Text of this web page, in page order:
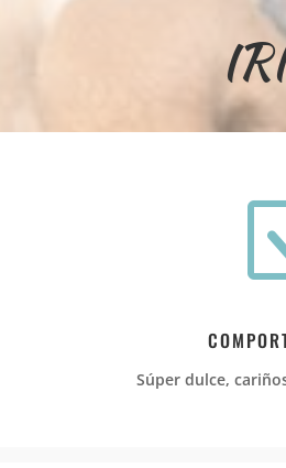
Súper dulce,